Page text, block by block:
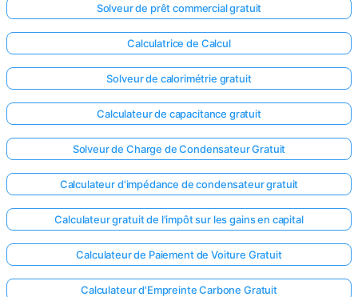
Solveur de prêt commercial gratuit
Calculatrice de Calcul
Solveur de calorimétrie gratuit
Calculateur de capacitance gratuit
Solveur de Charge de Condensateur Gratuit
Calculateur d'impédance de condensateur gratuit
Calculateur gratuit de l'impôt sur les gains en capital
Calculateur de Paiement de Voiture Gratuit
Calculateur d'Empreinte Carbone Gratuit